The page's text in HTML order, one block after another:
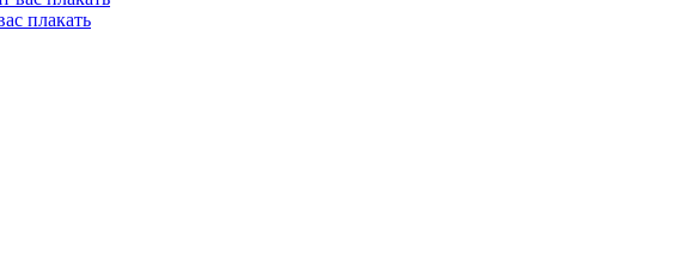
плакать